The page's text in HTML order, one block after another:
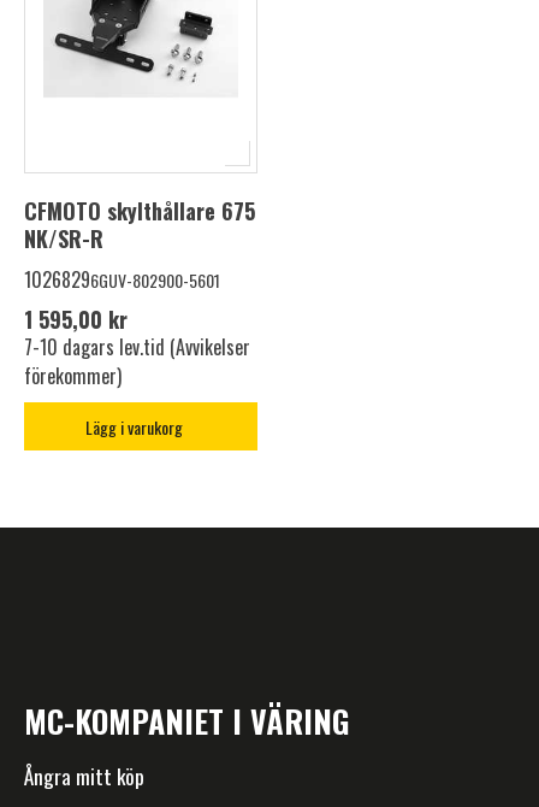
CFMOTO skylthållare 675
NK/SR-R
10268296GUV-802900-5601
1 595,00 kr
7-10 dagars lev.tid (Avvikelser
förekommer)
Lägg i varukorg
MC-KOMPANIET I VÄRING
Ångra mitt köp